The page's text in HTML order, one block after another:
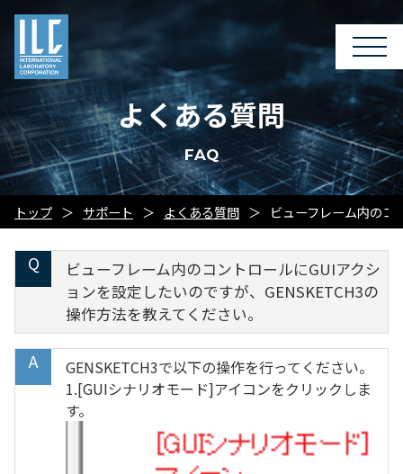
よくある質問
FAQ
トップ サポート よくある質問 ビューフレーム内のコ
ビューフレーム内のコントロールにGUIアクシ
ョンを設定したいのですが、GENSKETCH3の
操作方法を教えてください。
GENSKETCH3で以下の操作を行ってください。
1.[GUIシナリオモード]アイコンをクリックしま
す。